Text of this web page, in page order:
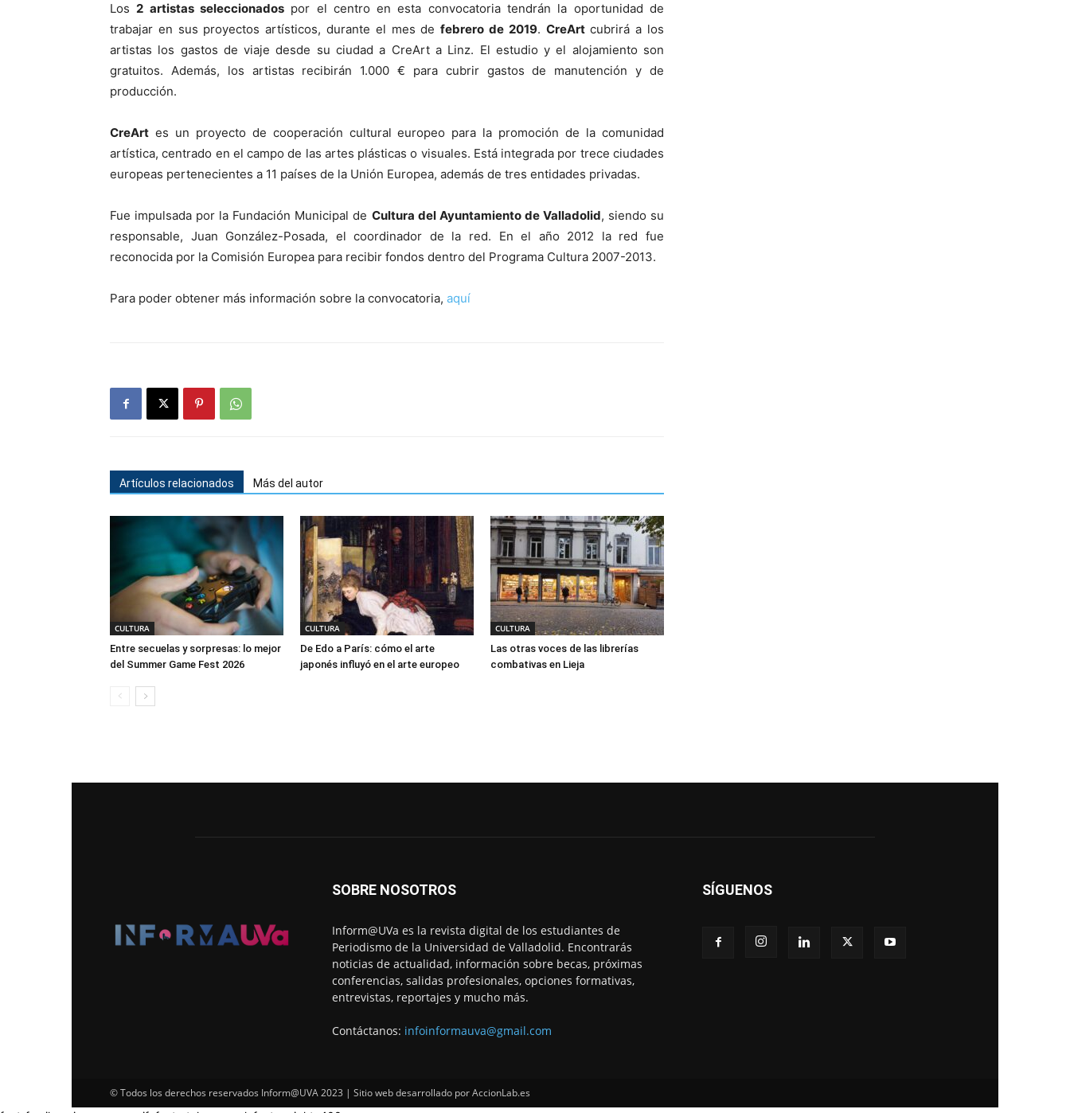
Los2 artistas seleccionadospor el centro en esta convocatoria tendrán la oportunidad de
trabajar en sus proyectos artísticos, durante el mes defebrero de 2019. CreArtcubrirá a los
artistas los gastos de viaje desde su ciudad a CreArt a Linz. El estudio y el alojamiento son
gratuitos. Además, los artistas recibirán 1.000 € para cubrir gastos de manutención y de
producción.
CreArt es un proyecto de cooperación cultural europeo para la promoción de la comunidad
artística, centrado en el campo de las artes plásticas o visuales.​ Está integrada por trece ciudades
europeas pertenecientes a 11 países de la Unión Europea, además de tres entidades privadas.
Fue impulsada por la Fundación Municipal de Cultura del Ayuntamiento de Valladolid, siendo su
responsable, Juan González-Posada, el coordinador de la red. En el año 2012 la red fue
reconocida por la Comisión Europea para recibir fondos dentro del Programa Cultura 2007-2013.
Para poder obtener más información sobre la convocatoria, aquí
Artículos relacionados Más del autor
CULTURA
Entre secuelas y sorpresas: lo mejor
del Summer Game Fest 2026
CULTURA
De Edo a París: cómo el arte
japonés influyó en el arte europeo
CULTURA
Las otras voces de las librerías
combativas en Lieja
SOBRE NOSOTROS
Inform@UVa es la revista digital de los estudiantes de
Periodismo de la Universidad de Valladolid. Encontrarás
noticias de actualidad, información sobre becas, próximas
conferencias, salidas profesionales, opciones formativas,
entrevistas, reportajes y mucho más.
Contáctanos: infoinformauva@gmail.com
SÍGUENOS
© Todos los derechos reservados Inform@UVA 2023 | Sitio web desarrollado por AccionLab.es